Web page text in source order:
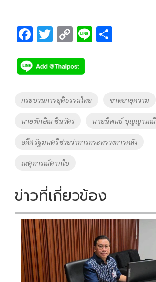
F
e
b
o
o
k
T
tt
er
C
p
y
Li
k
Li
Tags
กระบวนการยุติธรรมไทย ขาดอายุความ
นายทักษิณ ชินวัตร นายนิพนธ์ บุญญามณี
อดีตรัฐมนตรีช่วยว่าการกระทรวงการคลัง
เหตุการณ์ตากใบ
ข่าวที่เกี่ยวข้อง